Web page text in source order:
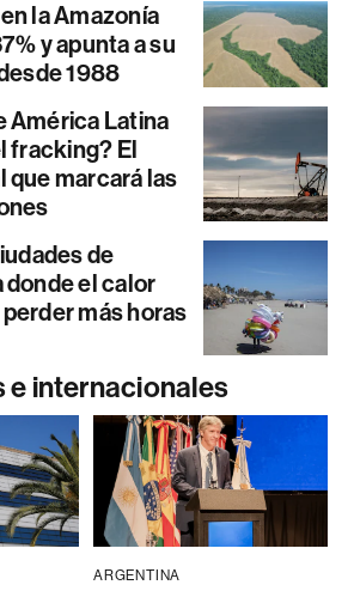
la Amazonía
y apunta a su
1988
América Latina
fracking? El
que marcará las
de
el calor
más horas
e internacionales
ARGENTINA